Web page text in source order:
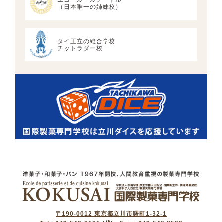
（日本唯一の姉妹校）
タイ王立の総合学校
チットラダー校
〒190-0012 東京都立川市曙町1-32-1